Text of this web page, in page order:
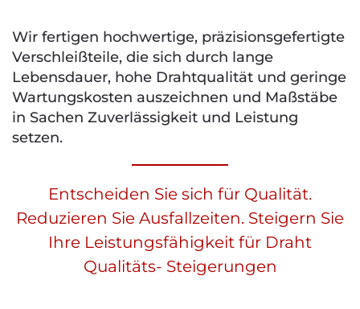
Wir fertigen hochwertige, präzisionsgefertigte
Verschleißteile, die sich durch lange
Lebensdauer, hohe Drahtqualität und geringe
Wartungskosten auszeichnen und Maßstäbe
in Sachen Zuverlässigkeit und Leistung
setzen.
Entscheiden Sie sich für Qualität.
Reduzieren Sie Ausfallzeiten. Steigern Sie
Ihre Leistungsfähigkeit für Draht
Qualitäts- Steigerungen